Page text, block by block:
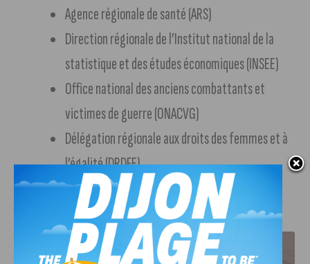
Agence régionale de santé (ARS)
Direction régionale de l’Institut national de la
statistique et des études économiques (INSEE)
Office national des anciens combattants et
victimes de guerre (ONACVG)
Délégation régionale aux droits des femmes et à
l’égalité (DRDFE)
J'AIME LE DFCO